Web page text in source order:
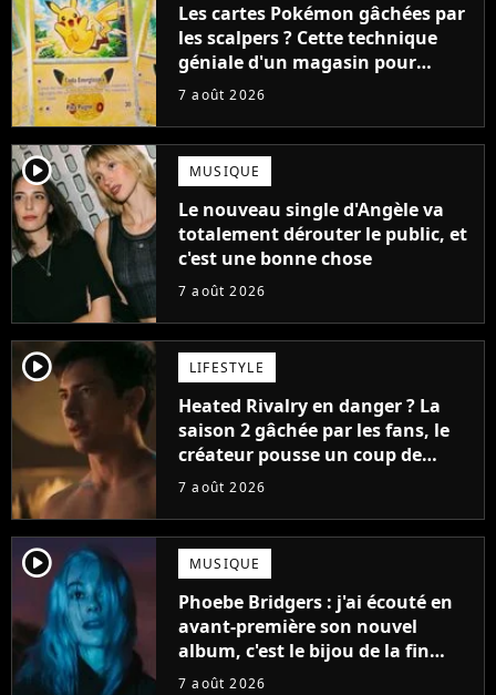
Les cartes Pokémon gâchées par
les scalpers ? Cette technique
géniale d'un magasin pour
ruiner les revendeurs
7 août 2026
player2 MUSIQUE
Le nouveau single d'Angèle va
totalement dérouter le public, et
c'est une bonne chose
7 août 2026
player2 LIFESTYLE
Heated Rivalry en danger ? La
saison 2 gâchée par les fans, le
créateur pousse un coup de
gueule
7 août 2026
player2 MUSIQUE
Phoebe Bridgers : j'ai écouté en
avant-première son nouvel
album, c'est le bijou de la fin
d'été
7 août 2026